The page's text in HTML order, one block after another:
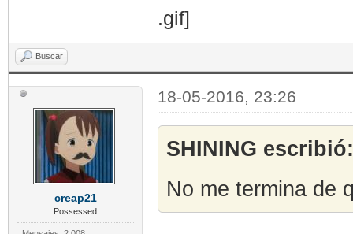
Buscar
creap21
Possessed
18-05-2016, 23:26
SHINING
No me termina de